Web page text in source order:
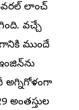
లాంచ్
వచ్చే
ముందే